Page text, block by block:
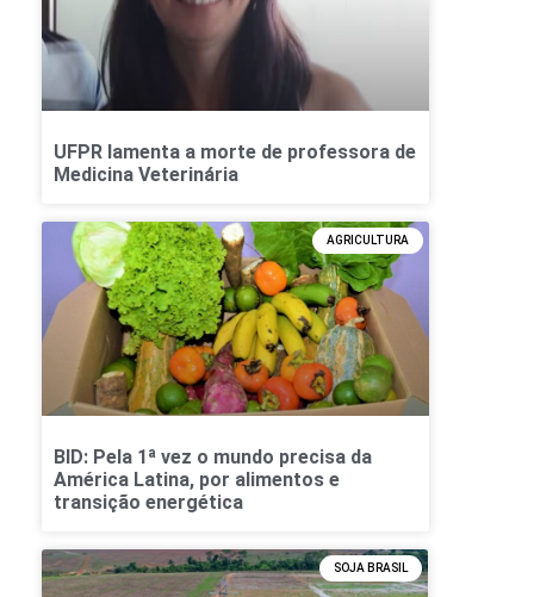
UFPR lamenta a morte de professora de
Medicina Veterinária
AGRICULTURA
BID: Pela 1ª vez o mundo precisa da
América Latina, por alimentos e
transição energética
SOJA BRASIL